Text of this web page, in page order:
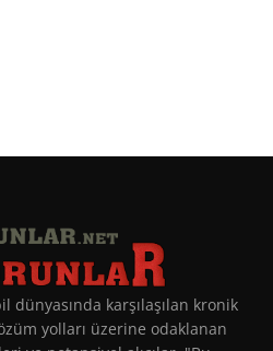
karşılaşılan kronik
yolları üzerine odaklanan